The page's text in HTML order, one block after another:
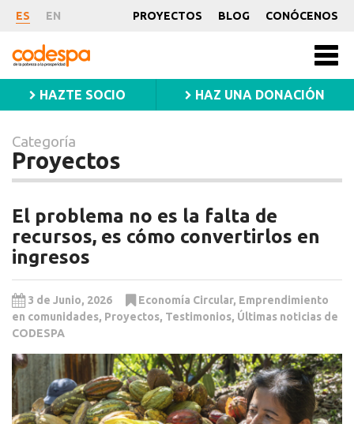
Categoría
Proyectos
ES EN PROYECTOS BLOG CONÓCENOS
CODESPA
HAZTE SOCIO HAZ UNA DONACIÓN
Categoría
Proyectos
El problema no es la falta de
recursos, es cómo convertirlos en
ingresos
3 de Junio, 2026 Economía Circular, Emprendimiento
en comunidades, Proyectos, Testimonios, Últimas noticias de
CODESPA